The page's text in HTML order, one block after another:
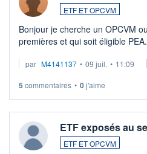
ETF ET OPCVM
Bonjour je cherche un OPCVM
premières et qui soit éligible
par M4141137 • 09 juil. • 11:09
5 commentaires • 0j'aime
ETF exposés au
ETF ET OPCVM